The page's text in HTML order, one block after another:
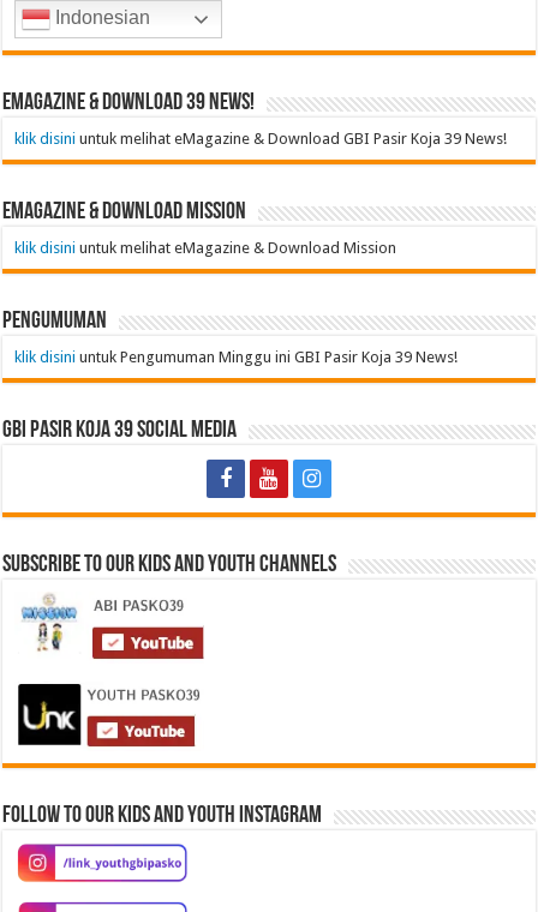
Indonesian
emagazine & Download 39 News!
klik disiniuntuk melihat eMagazine & Download GBI Pasir Koja 39 News!
emagazine & Download Mission
klik disiniuntuk melihat eMagazine & Download Mission
Pengumuman
klik disiniuntuk Pengumuman Minggu ini GBI Pasir Koja 39 News!
GBI Pasir Koja 39 Social Media
Subscribe to Our Kids and Youth Channels
Follow to our Kids and Youth Instagram